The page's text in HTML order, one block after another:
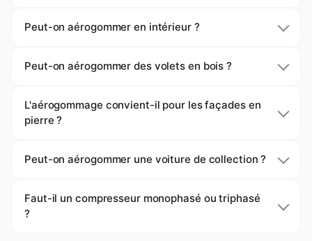
Peut-on aérogommer en intérieur ?
Peut-on aérogommer des volets en bois ?
L'aérogommage convient-il pour les façades en
pierre ?
Peut-on aérogommer une voiture de collection ?
Faut-il un compresseur monophasé ou triphasé
?